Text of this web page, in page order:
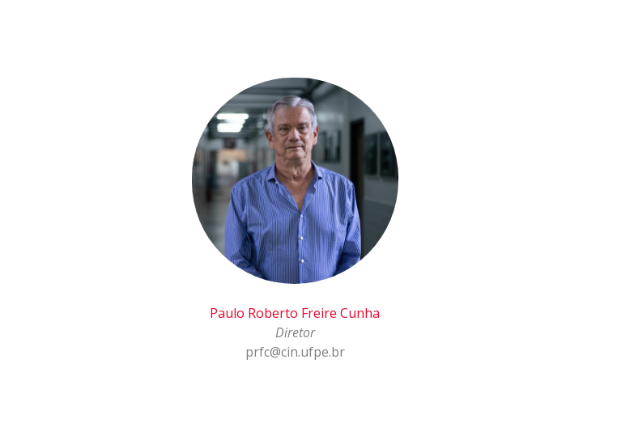
Paulo Roberto Freire Cunha
Diretor
prfc@cin.ufpe.br